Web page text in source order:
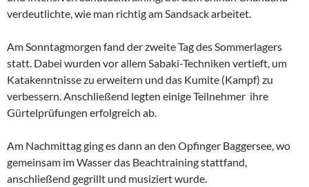
verdeutlichte, wie man richtig am Sandsack arbeitet.
Am Sonntagmorgen fand der zweite Tag des Sommerlagers
statt. Dabei wurden vor allem Sabaki-Techniken vertieft, um
Katakenntnisse zu erweitern und das Kumite (Kampf) zu
verbessern. Anschließend legten einige Teilnehmer ihre
Gürtelprüfungen erfolgreich ab.
Am Nachmittag ging es dann an den Opfinger Baggersee, wo
gemeinsam im Wasser das Beachtraining stattfand,
anschließend gegrillt und musiziert wurde.